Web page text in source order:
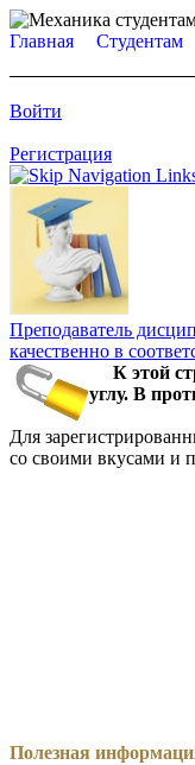
Главная Студентам
Войти
Регистрация
Преподаватель
качественно в
К этой
углу. В
Для
со своими вкусами и
Полезная